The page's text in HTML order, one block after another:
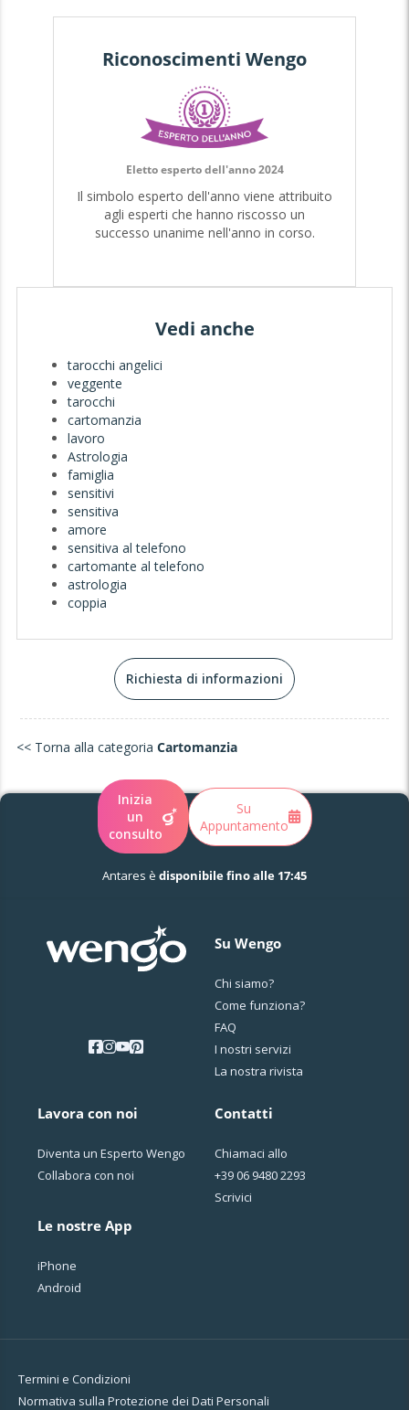
Riconoscimenti Wengo
Eletto esperto dell'anno 2024
Il simbolo esperto dell'anno viene attribuito
agli esperti che hanno riscosso un
successo unanime nell'anno in corso.
Vedi anche
tarocchi angelici
veggente
tarocchi
cartomanzia
lavoro
Astrologia
famiglia
sensitivi
sensitiva
amore
sensitiva al telefono
cartomante al telefono
astrologia
coppia
Richiesta di informazioni
<< Torna alla categoria Cartomanzia
Inizia
un
consulto
Su
Appuntamento
Antares è disponibile fino alle 17:45
Su Wengo
Chi siamo?
Come funziona?
FAQ
I nostri servizi
La nostra rivista
Lavora con noi
Diventa un Esperto Wengo
Collabora con noi
Le nostre App
iPhone
Android
Contatti
Chiamaci allo
+39 06 9480 2293
Scrivici
Termini e Condizioni
Normativa sulla Protezione dei Dati Personali